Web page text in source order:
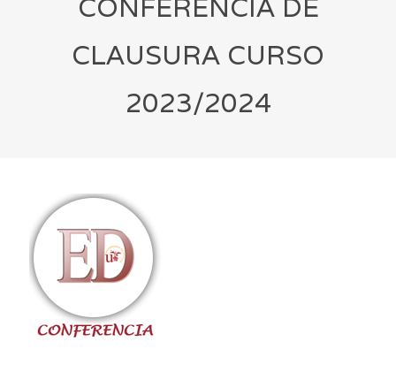
CONFERENCIA DE
CLAUSURA CURSO
2023/2024